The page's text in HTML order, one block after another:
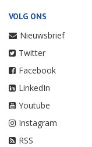
VOLG ONS
Nieuwsbrief
Twitter
Facebook
LinkedIn
Youtube
Instagram
RSS